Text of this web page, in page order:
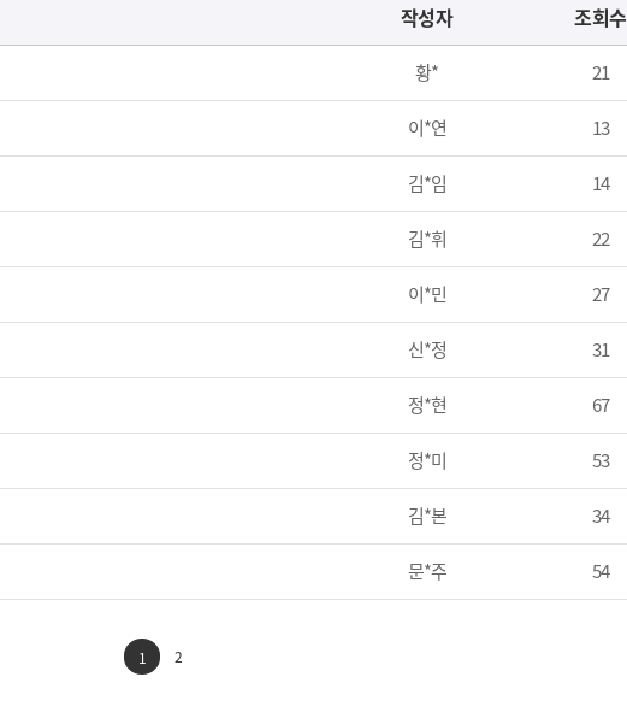
작성자 조회수
황* 21
이*연 13
김*임 14
김*휘 22
이*민 27
신*정 31
정*현 67
정*미 53
김*본 34
문*주 54
1 2